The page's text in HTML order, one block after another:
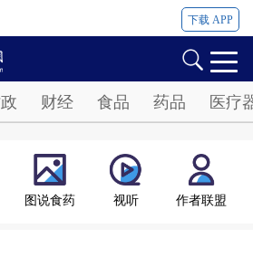
下载 APP
财经 食品 药品 医疗
图说食药 视听 作者联盟